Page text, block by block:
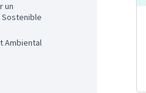
Ambiental